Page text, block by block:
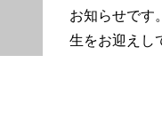
お知らせで
生をお迎えし